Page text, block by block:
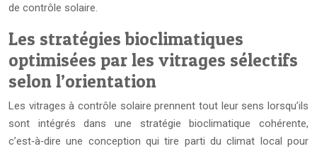
de contrôle solaire.
Les stratégies bioclimatiques
optimisées par les vitrages sélectifs
selon l’orientation
Les vitrages à contrôle solaire prennent tout leur sens lorsqu’ils
sont intégrés dans une stratégie bioclimatique cohérente,
c’est‑à‑dire une conception qui tire parti du climat local pour